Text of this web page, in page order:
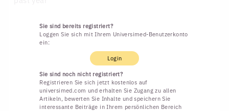
Sie sind bereits registriert?
Loggen Sie sich mit Ihrem Universimed-Benutzerkonto
ein:
Login
Sie sind noch nicht registriert?
Registrieren Sie sich jetzt kostenlos auf
universimed.com und erhalten Sie Zugang zu allen
Artikeln, bewerten Sie Inhalte und speichern Sie
interessante Beiträge in Ihrem persönlichen Bereich